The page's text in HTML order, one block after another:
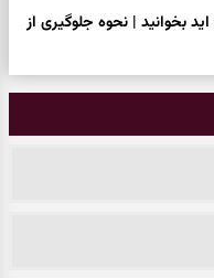
بخوانید | نحوه جلوگیری از